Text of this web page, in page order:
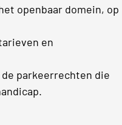
openbaar domein, op
en
parkeerrechten die